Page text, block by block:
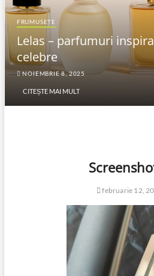
FRUMUSEȚE
Lelas – parfumuri
celebre
NOIEMBRIE 8, 2025
CITEȘTE MAI MULT
februarie 12,